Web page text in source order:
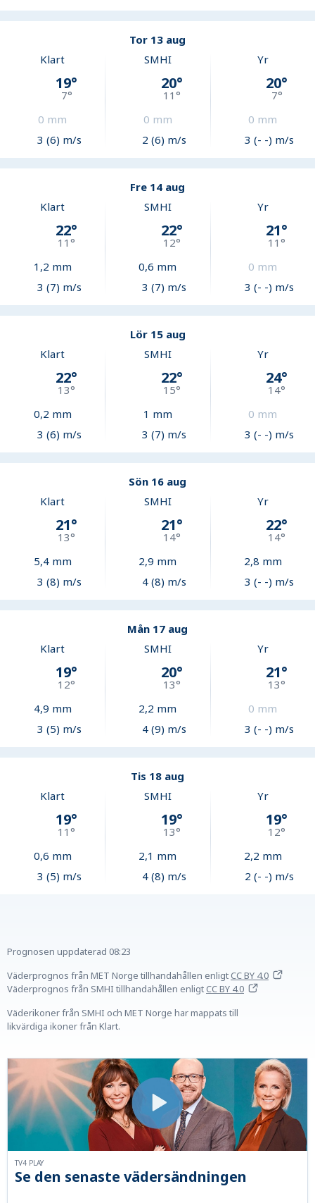
Tor 13 aug
Klart
19°
7°
0 mm
3 (6) m/s
SMHI
20°
11 °
0 mm
2 (6) m/s
Yr
20°
7°
0 mm
3 (- -) m/s
Fre 14 aug
Klart
22°
11°
1,2 mm
3 (7) m/s
SMHI
22°
12°
0,6 mm
3 (7) m/s
Yr
21°
11°
0 mm
3 (- -) m/s
Lör 15 aug
Klart
22°
13°
0,2 mm
3 (6) m/s
SMHI
22°
15°
1 mm
3 (7) m/s
Yr
24°
14°
0 mm
3 (- -) m/s
Sön 16 aug
Klart
21°
13°
5,4mm
3 (8) m/s
SMHI
21°
14°
2,9 mm
4 (8) m/s
Yr
22°
14°
2,8 mm
3 (- -) m/s
Mån 17 aug
Klart
19°
12°
4,9 mm
3 (5) m/s
SMHI
20°
13°
2,2 mm
4 (9) m/s
Yr
21°
13°
0 mm
3 (- -) m/s
Tis 18 aug
Klart
19°
11°
0,6 mm
3 (5) m/s
SMHI
19°
13°
2,1 mm
4 (8) m/s
Yr
19°
12°
2,2 mm
2 (- -) m/s
Prognosen uppdaterad 08:23
Väderprognos från MET Norge tillhandahållen enligtCC BY 4.0
Väderprognos från SMHI tillhandahållen enligtCC BY 4.0
Väderikoner från SMHI och MET Norge har mappats till
likvärdiga ikoner från Klart.
Se den senaste vädersändningen
TV4 PLAY